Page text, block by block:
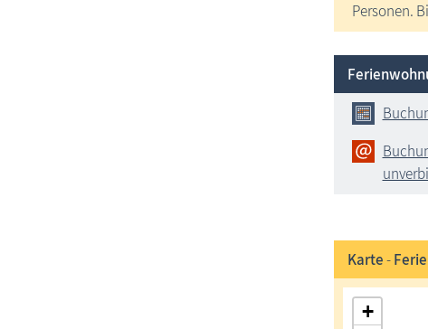
Personen.
Karte-
+